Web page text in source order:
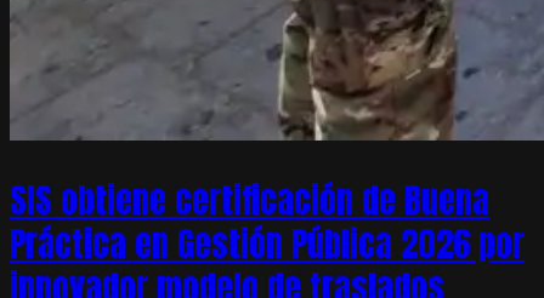
SIS obtiene certificación de Buena
Práctica en Gestión Pública 2026 por
innovador modelo de traslados